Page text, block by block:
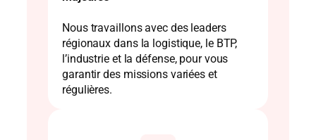
Nous travaillons avec des leaders
régionaux dans la logistique, le BTP,
l’industrie et la défense, pour vous
garantir des missions variées et
régulières.